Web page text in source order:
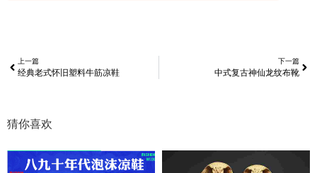
上一篇
经典老式怀旧塑料牛筋凉鞋
下一篇
中式复古神仙龙纹布靴
猜你喜欢